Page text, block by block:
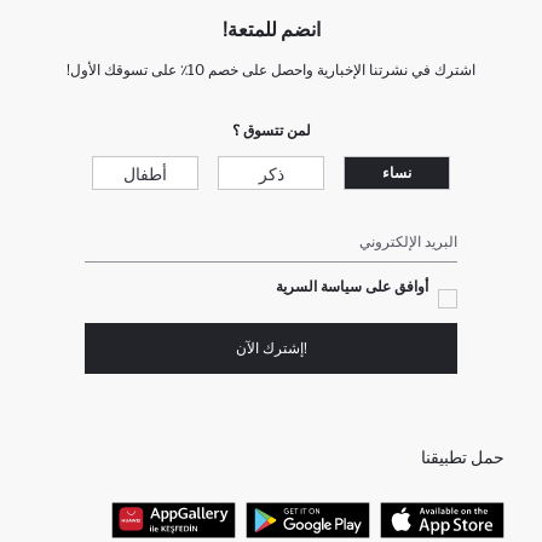
انضم للمتعة!
اشترك في نشرتنا الإخبارية واحصل على خصم 10٪ على تسوقك الأول!
لمن تتسوق ؟
نساء ذكر أطفال
البريد الإلكتروني
أوافق على سياسة السرية
!إشترك الآن
حمل تطبيقنا